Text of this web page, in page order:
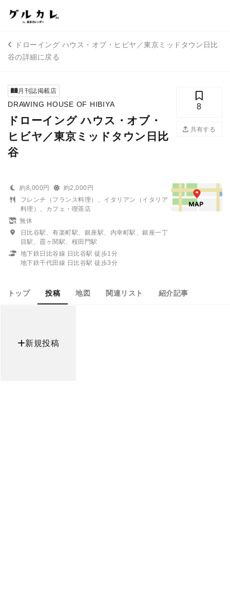
ドローイング ハウス・オブ・ヒビヤ／東京ミッドタウン日比
谷の詳細に戻る
月刊誌掲載店
DRAWING HOUSE OF HIBIYA
ドローイング ハウス・オブ・
ヒビヤ／東京ミッドタウン日比
谷
8
共有する
約8,000円
約2,000円
フレンチ（フランス料理）、イタリアン（イタリア
料理）、カフェ・喫茶店
無休
日比谷駅、有楽町駅、銀座駅、内幸町駅、銀座一丁
目駅、霞ヶ関駅、桜田門駅
地下鉄日比谷線 日比谷駅 徒歩1分
地下鉄千代田線 日比谷駅 徒歩3分
トップ 投稿 地図 関連リスト 紹介記事
新規投稿